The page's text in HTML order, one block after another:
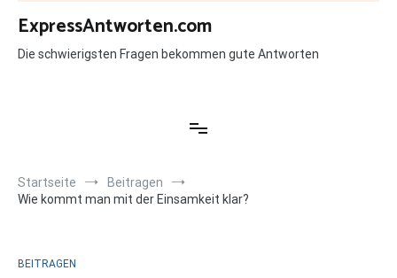
Zum
Inhalt
springen
ExpressAntworten.com
Die schwierigsten Fragen bekommen gute Antworten
Startseite
Beitragen
Wie kommt man mit der Einsamkeit klar?
BEITRAGEN